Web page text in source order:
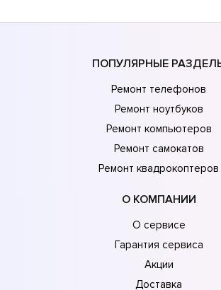
ПОПУЛЯРНЫЕ
Ремонт телефонов
Ремонт ноутбуков
Ремонт компьютеров
Ремонт самокатов
Ремонт квадрокоптеров
О КОМПАНИИ
О сервисе
Гарантия сервиса
Акции
Доставка